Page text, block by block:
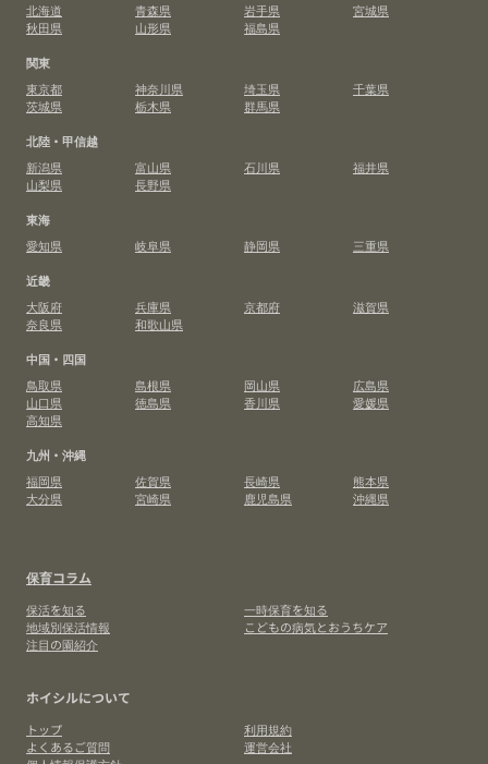
北海道
青森県 岩手県
宮城県
秋田県
山形県
福島県
関東
東京都
神奈川県 埼玉県
千葉県
茨城県
栃木県
群馬県
北陸・甲信越
新潟県
富山県 石川県
福井県
山梨県
長野県
東海
愛知県
岐阜県 静岡県
三重県
近畿
大阪府
兵庫県 京都府
滋賀県
奈良県
和歌山県
中国・四国
鳥取県
島根県 岡山県
広島県
山口県
徳島県 香川県
愛媛県
高知県
九州・沖縄
福岡県
佐賀県 長崎県
熊本県
大分県
宮崎県 鹿児島県 沖縄県
保育コラム
保活を知る
一時保育を知る
地域別保活情報
こどもの病気とおうちケア
注目の園紹介
ホイシルについて
トップ
利用規約
よくあるご質問
運営会社